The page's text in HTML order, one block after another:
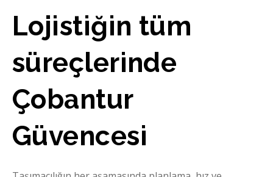
Lojistiğin tüm
süreçlerinde
Çobantur
Güvencesi